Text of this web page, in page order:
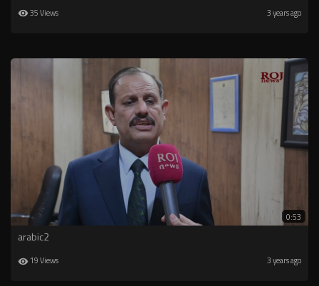
35 Views 3 years ago
0:53
arabic2
19 Views 3 years ago